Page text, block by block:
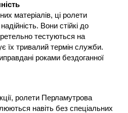
матеріалів, ці ролети
Вони стійкі до
тестуються на
їх тривалий термін служби.
роками бездоганної
ролети Перламутрова
навіть без спеціальних